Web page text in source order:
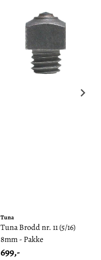
Tuna
Tuna Brodd nr. 11 (5/16)
8mm - Pakke
699,-